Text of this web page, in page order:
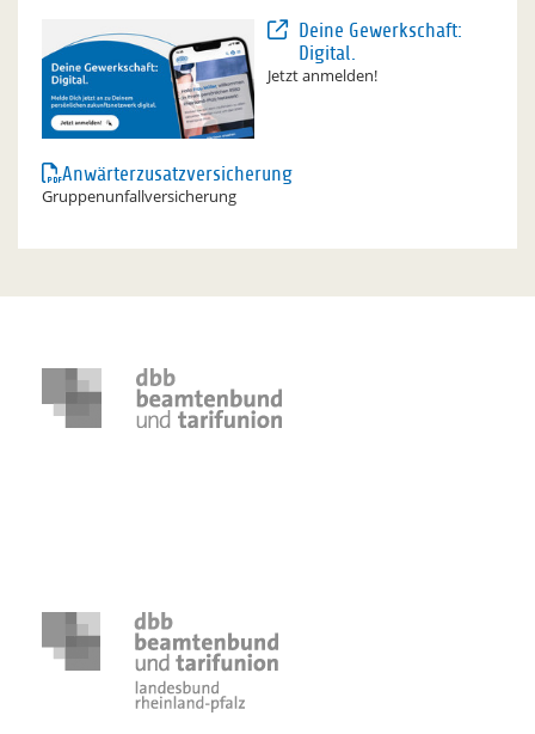
Deine Gewerkschaft:
Digital.
Jetzt anmelden!
Anwärterzusatzversicherung
Gruppenunfallversicherung